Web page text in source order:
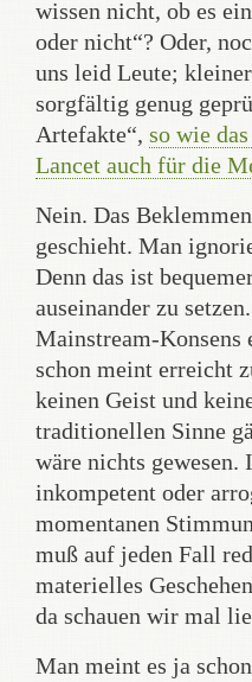
wissen nicht, ob es
oder nicht“? Oder,
uns leid Leute;
sorgfältig genug
Artefakte“, so wie
Lancet auch für die
Nein. Das
geschieht. Man
Denn das ist
auseinander zu
Mainstream-Konsens
schon meint erreicht
keinen Geist und
traditionellen Sinne
wäre nichts gewesen.
inkompetent oder
momentanen
muß auf jeden Fall
materielles
da schauen wir mal
Man meint es ja